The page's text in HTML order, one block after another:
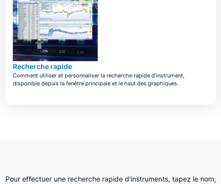
Recherche rapide
Comment utiliser et personnaliser la recherche rapide d’instrument,
disponible depuis la fenêtre principale et le haut des graphiques.
Pour effectuer une recherche rapide d'instruments, tapez le nom,